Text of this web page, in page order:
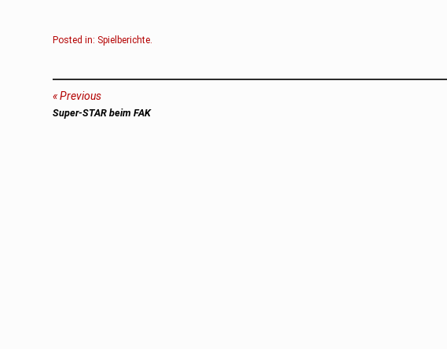
Posted in: Spielberichte
Beitragsnavigation
Previous
Previous
Super-STAR beim FAK